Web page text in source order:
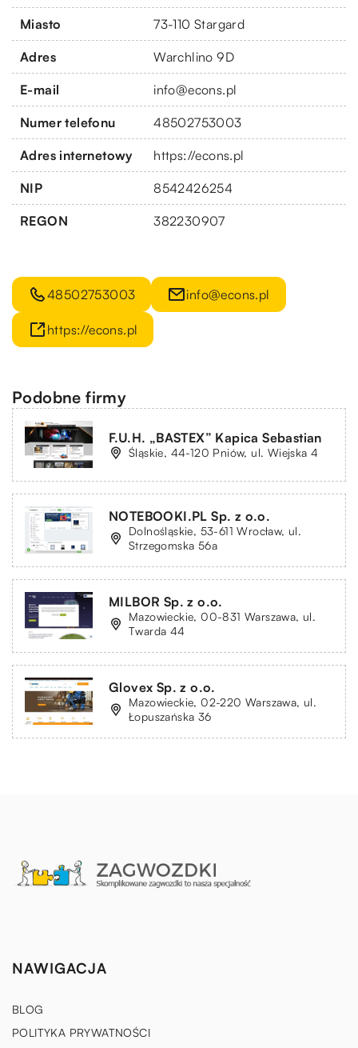
Miasto 73-110 Stargard
Adres Warchlino 9D
E-mail info@econs.pl
Numer telefonu 48502753003
Adres internetowy https://econs.pl
NIP 8542426254
REGON 382230907
48502753003 info@econs.pl
https://econs.pl
Podobne firmy
F.U.H. „BASTEX” Kapica Sebastian
Śląskie, 44-120 Pniów, ul. Wiejska 4
NOTEBOOKI.PL Sp. z o.o.
Dolnośląskie, 53-611 Wrocław, ul.
Strzegomska 56a
MILBOR Sp. z o.o.
Mazowieckie, 00-831 Warszawa, ul.
Twarda 44
Glovex Sp. z o.o.
Mazowieckie, 02-220 Warszawa, ul.
Łopuszańska 36
NAWIGACJA
BLOG
POLITYKA PRYWATNOŚCI